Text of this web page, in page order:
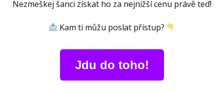
Nezmeškej šanci získat ho za nejnižší cenu právě teď!
Kam ti můžu poslat přístup?
Jdu do toho!